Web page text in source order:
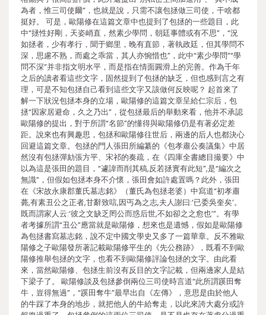
為者，惟三司使爾”，也就是說，只需不讓包拯做三司使，干啥都
挺好。 可是，歐陽修在這篇文章中也提到了包拯的一些題目，此
中“拯性好剛，天姿峭直，然素少學問，朝廷事體或有不思”，“況
如拯者，少有孝行，聞于鄉里，晚有直節，著執政廷，但其學問不
深，思慮不熟，而處之乖當，其人亦惋惜也”，此中“素少學問”“學
問不深”并非指文明水平，而是指在情面圓滑上的完善。作為千年
之后的讀者看這些文字，固然提到了包拯的缺乏，但也感到言之有
理，可是不知包拯自己看到這些文字又該做何反映呢？ 起首來了
解一下狀況包拯本身的立場，歐陽修的這篇文章呈給仁宗后，包
拯“因家居避命，久之乃出”，從包拯最后的舉動來看，他并不承認
歐陽修的提出，對于所謂“名節”的懂得與歐陽修仍是有著必定差
距。說來也有興趣思，包拯和歐陽修往世后，兩邊的后人也都決心
回避這篇文章。包拯的門人張田所編纂的《包孝肅公奏議集》中居
然沒有包拯彈劾張方平、宋祁的奏疏，在《四庫全書總目撮要》中
以為這是張田的題目，“遽諱而削其稿,反若拯實有此短”,是“編次之
無識”，但假如包拯本身不介懷，張田會如許處置嗎？此外，張田
在《宋故永康郡董氏墓志銘》（董氏為包拯老婆）中寫道“初孝肅
薨,有素丑公之正者,甘辭致唁,因丐為之志,夫人謝曰:‘已委吳奎矣’。
既而謂家人云:‘彼之文缺乏罔公而惑后世,不如卻之之愈也’”。有學
者考據所謂“丑公”應當就是歐陽修，想來也是遺憾，假如是歐陽修
為包拯書寫墓志銘，說不定中國文學史又多了一篇華章。反不雅歐
陽修之子歐陽發所著記載歐陽修平生的《先公務跡》，既看不到歐
陽修推舉包拯的文字，也看不到歐陽修評論包拯的文字。由此看
來，當然歐陽修、包拯生前沒有反目的文字記載，但兩邊家人是結
下梁子了。 歐陽修談及包拯參倒兩位三司使時言道“此所謂蹊田奪
牛，豈得無過”，“蹊田奪牛”最早出自《左傳》，意思是由於他人
的牛踩了本身的地步，就把他人的牛給奪走，以此來誇大處分或許